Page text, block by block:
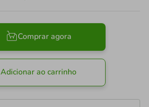
Comprar agora
Adicionar ao carrinho